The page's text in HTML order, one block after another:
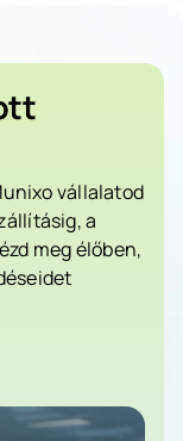
vállalatod
a
meg élőben,